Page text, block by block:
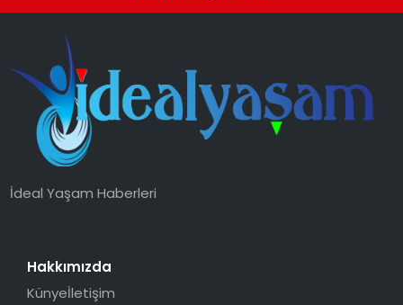
İdeal Yaşam Haberleri
Hakkımızda
Künyeİletişim